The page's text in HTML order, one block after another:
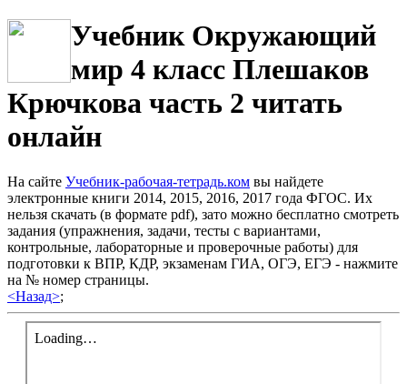
Учебник Окружающий
мир 4 класс Плешаков
Крючкова часть 2 читать
онлайн
На сайте Учебник-рабочая-тетрадь.ком вы найдете
электронные книги 2014, 2015, 2016, 2017 года ФГОС. Их
нельзя скачать (в формате pdf), зато можно бесплатно смотреть
задания (упражнения, задачи, тесты с вариантами,
контрольные, лабораторные и проверочные работы) для
подготовки к ВПР, КДР, экзаменам ГИА, ОГЭ, ЕГЭ - нажмите
на № номер страницы.
<Назад>;